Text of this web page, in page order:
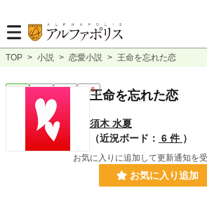
TOP > 小説 > 恋愛小説 > 王命を忘れた恋
完結 短編 R15王命を忘れた恋
須木 水夏
（近況ボード： 6 件 ）
お気に入りに追加して更新通知を
お気に入り追加